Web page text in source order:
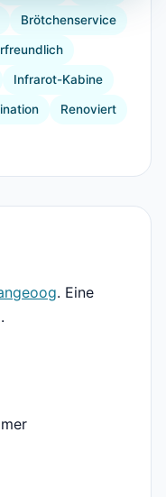
Brötchenservice
Infrarot-Kabine
Renoviert
. Eine